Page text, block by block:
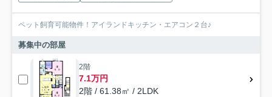
ペット飼育可能物件！アイランドキッチン・エアコン２台♪
募集中の部屋
2階
7.1万円
2階 / 61.38㎡ / 2LDK